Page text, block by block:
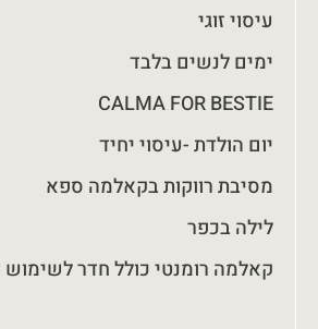
עיסוי זוגי
ימים לנשים בלבד
CALMA FOR BESTIE
יום הולדת -עיסוי יחיד
מסיבת רווקות בקאלמה ספא
לילה בכפר
קאלמה רומנטי כולל חדר לשימוש